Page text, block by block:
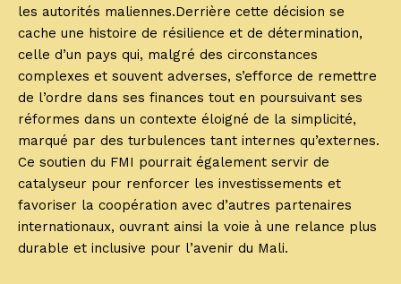
les autorités maliennes.Derrière cette décision se
cache une histoire de résilience et de détermination,
celle d’un pays qui, malgré des circonstances
complexes et souvent adverses, s’efforce de remettre
de l’ordre dans ses finances tout en poursuivant ses
réformes dans un contexte éloigné de la simplicité,
marqué par des turbulences tant internes qu’externes.
Ce soutien du FMI pourrait également servir de
catalyseur pour renforcer les investissements et
favoriser la coopération avec d’autres partenaires
internationaux, ouvrant ainsi la voie à une relance plus
durable et inclusive pour l’avenir du Mali.